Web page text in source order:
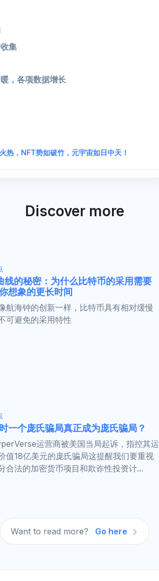
集
，各项数据增长
热，NFT势如破竹，元宇宙如日中天！
Discover more
线的秘密：为什么比特币的采用需要
想象的更长时间
航海钟的创新一样，比特币具有相对缓慢
可避免的采用特性
一个庞氏骗局真正成为庞氏骗局？
运营商被美国当局起诉，指控其运
值18亿美元的庞氏骗局这提醒我们要重视
合法的加密货币项目和欺诈性投资计...
Want to read more? Go here